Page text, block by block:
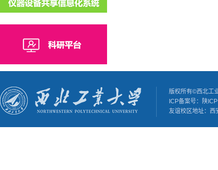
版权所有©西北工
ICP备案号：陕
友谊校区地址：